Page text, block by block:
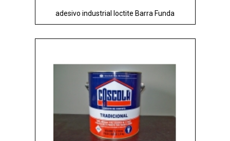
adesivo industrial loctite Barra Funda